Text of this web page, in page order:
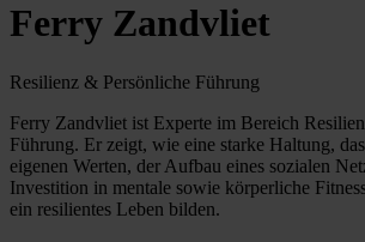
Ferry Zandvliet
Resilienz & Persönliche Führung
Ferry Zandvliet ist Experte im Bereich
Führung. Er zeigt, wie eine starke Haltung,
eigenen Werten, der Aufbau eines sozialen
Investition in mentale sowie körperliche
ein resilientes Leben bilden.